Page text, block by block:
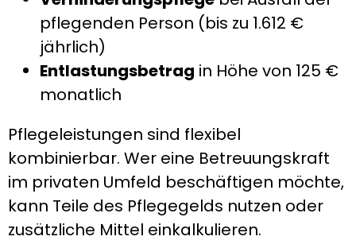
pflegenden Person (bis zu 1.612 €
jährlich)
Entlastungsbetrag in Höhe von 125 €
monatlich
Pflegeleistungen sind flexibel
kombinierbar. Wer eine Betreuungskraft
im privaten Umfeld beschäftigen möchte,
kann Teile des Pflegegelds nutzen oder
zusätzliche Mittel einkalkulieren.